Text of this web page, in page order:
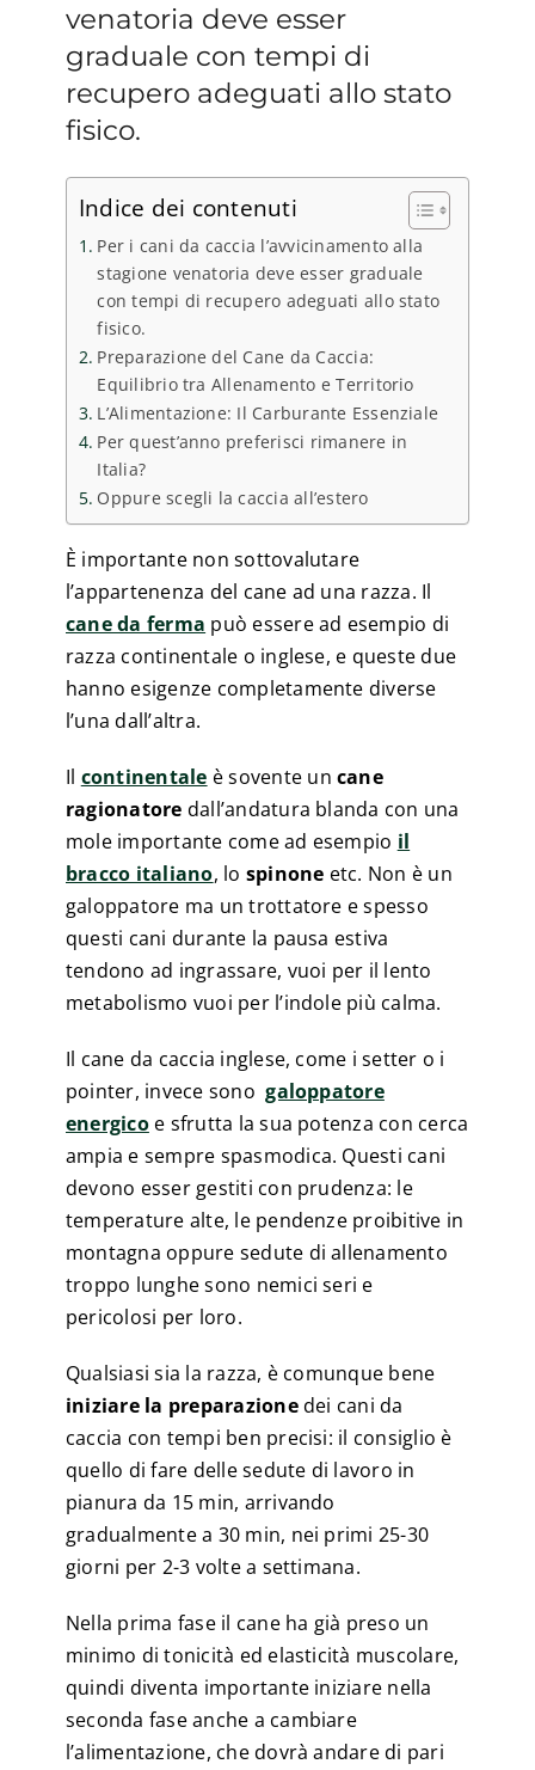
venatoria deve esser
graduale con tempi di
recupero adeguati allo stato
fisico.
Indice dei contenuti
Per i cani da caccia l’avvicinamento alla
stagione venatoria deve esser graduale
con tempi di recupero adeguati allo stato
fisico.
Preparazione del Cane da Caccia:
Equilibrio tra Allenamento e Territorio
L’Alimentazione: Il Carburante Essenziale
Per quest’anno preferisci rimanere in
Italia?
Oppure scegli la caccia all’estero
È importante non sottovalutare
l’appartenenza del cane ad una razza. Il
cane da ferma può essere ad esempio di
razza continentale o inglese, e queste due
hanno esigenze completamente diverse
l’una dall’altra.
Il continentale è sovente un cane
ragionatore dall’andatura blanda con una
mole importante come ad esempio il
bracco italiano, lo spinone etc. Non è un
galoppatore ma un trottatore e spesso
questi cani durante la pausa estiva
tendono ad ingrassare, vuoi per il lento
metabolismo vuoi per l’indole più calma.
Il cane da caccia inglese, come i setter o i
pointer, invece sonogaloppatore
energicoe sfrutta la sua potenza con cerca
ampia e sempre spasmodica. Questi cani
devono esser gestiti con prudenza: le
temperature alte, le pendenze proibitive in
montagna oppure sedute di allenamento
troppo lunghe sono nemici seri e
pericolosi per loro.
Qualsiasi sia la razza, è comunque bene
iniziare la preparazionedei cani da
caccia con tempi ben precisi: il consiglio è
quello di fare delle sedute di lavoro in
pianura da 15 min, arrivando
gradualmente a 30 min, nei primi 25-30
giorni per 2-3 volte a settimana.
Nella prima fase il cane ha già preso un
minimo di tonicità ed elasticità muscolare,
quindi diventa importante iniziare nella
seconda fase anche a cambiare
l’alimentazione, che dovrà andare di pari